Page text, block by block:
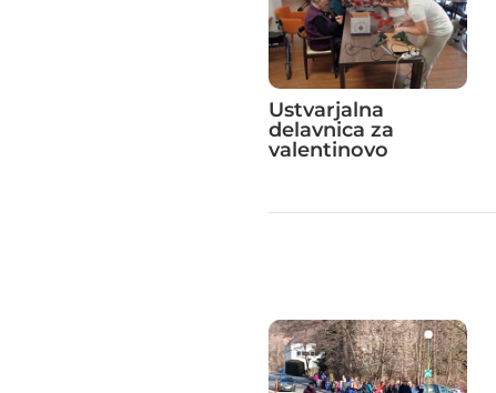
Ustvarjalna
delavnica za
valentinovo